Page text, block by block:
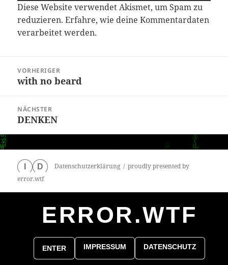
Diese Website verwendet Akismet, um Spam zu
reduzieren.Erfahre, wie deine Kommentardaten
verarbeitet werden.
VORHERIGER
Vorheriger
with no beard
NÄCHSTER
Nächster
Beitrag:
DENKEN
D Datenschutzerklärung
proudly presented by
error.wtf
ERROR.WTF
ENTER IMPRESSUM DATENSCHUTZ